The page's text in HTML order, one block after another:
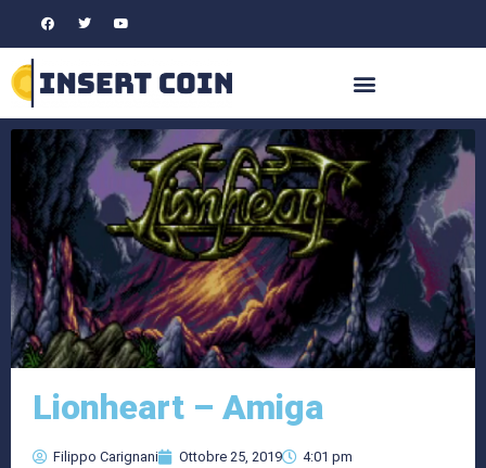
Lionheart – Amiga
Filippo Carignani Ottobre 25, 2019
4:01 pm